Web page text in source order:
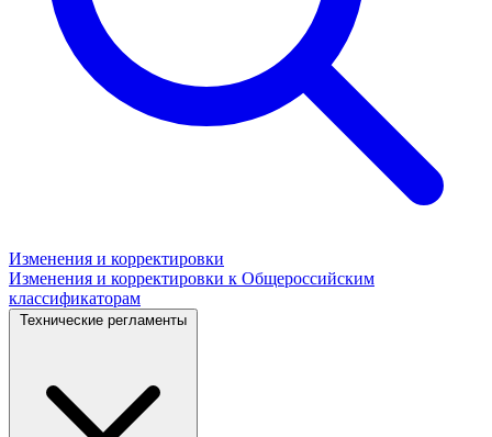
Изменения и корректировки
Изменения и корректировки к Общероссийским
классификаторам
Технические регламенты